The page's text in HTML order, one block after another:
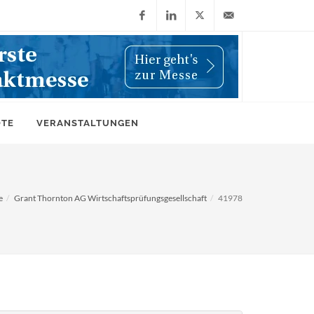
FacebookLinkedIn
X
(Twitter)
info@wiwi-
VERANSTALTUNGEN
Grant Thornton AG Wirtschaftsprüfungsgesellschaft 41978